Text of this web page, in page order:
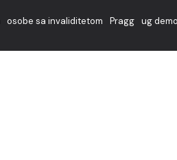
osobe sa invaliditetom Pragg ug